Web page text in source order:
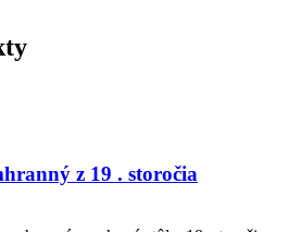
z 19 . storočia